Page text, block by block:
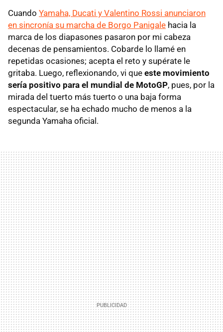
Cuando Yamaha, Ducati y Valentino Rossi anunciaron
en sincronía su marcha de Borgo Panigale hacia la
marca de los diapasones pasaron por mi cabeza
decenas de pensamientos. Cobarde lo llamé en
repetidas ocasiones; acepta el reto y supérate le
gritaba. Luego, reflexionando, vi que este movimiento
sería positivo para el mundial de MotoGP, pues, por la
mirada del tuerto más tuerto o una baja forma
espectacular, se ha echado mucho de menos a la
segunda Yamaha oficial.